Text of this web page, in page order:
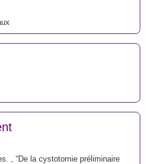
, “De la cystotomie préliminaire